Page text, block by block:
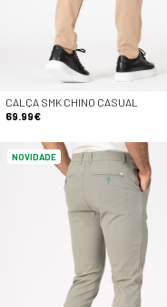
CALÇA SMK CHINO CASUAL
69.99€
NOVIDADE